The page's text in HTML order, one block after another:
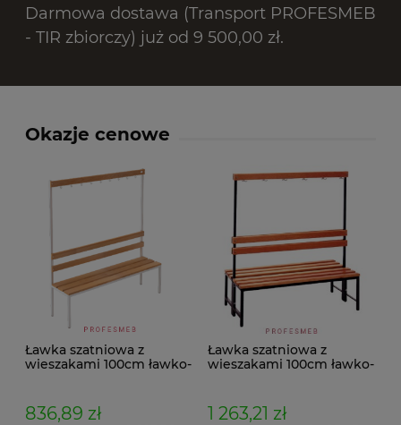
Darmowa dostawa (Transport PROFESMEB
- TIR zbiorczy) już od 9 500,00 zł.
Okazje cenowe
Ławka szatniowa z
wieszakami 100cm ławko-
836,89 zł
Ławka szatniowa z
wieszakami 100cm ławko-
1 263,21 zł